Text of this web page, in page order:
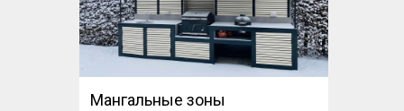
Мангальные зоны